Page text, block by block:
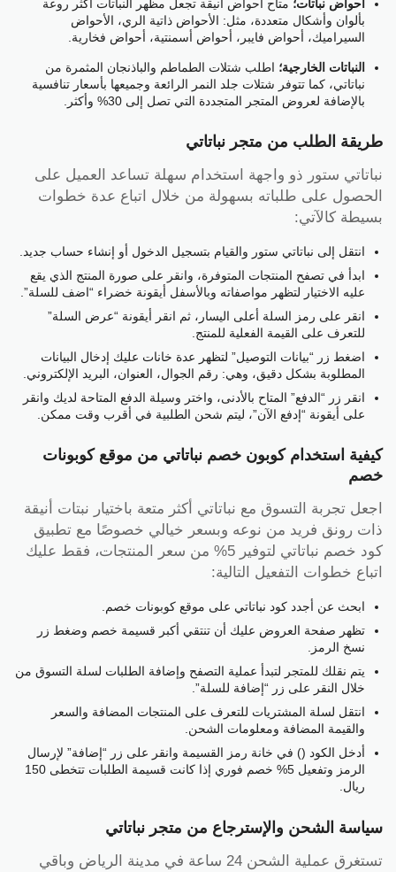
أحواض نباتات؛ متاح أحواض أنيقة تجعل مظهر النباتات أكثر روعة
بألوان وأشكال متعددة، مثل: الأحواض ذاتية الري، الأحواض
السيراميك، أحواض فايبر، أحواض أسمنتية، أحواض فخارية.
النباتات الخارجية؛ اطلب شتلات الطماطم والباذنجان المثمرة من
نباتاتي، كما تتوفر شتلات جلد النمر الرائعة وجميعها بأسعار تنافسية
بالإضافة لعروض المتجر المتجددة التي تصل إلى 30% وأكثر.
طريقة الطلب من متجر نباتاتي
نباتاتي ستور ذو واجهة استخدام سهلة تساعد العميل على
الحصول على طلباته بسهولة من خلال اتباع عدة خطوات
بسيطة كالآتي:
انتقل إلى نباتاتي ستور والقيام بتسجيل الدخول أو إنشاء حساب جديد.
ابدأ في تصفح المنتجات المتوفرة، وانقر على صورة المنتج الذي يقع
عليه الاختيار لتظهر مواصفاته وبالأسفل أيقونة خضراء “اضف للسلة”.
انقر على رمز السلة أعلى اليسار، ثم انقر أيقونة “عرض السلة”
للتعرف على القيمة الفعلية للمنتج.
اضغط زر “بيانات التوصيل” لتظهر عدة خانات عليك إدخال البيانات
المطلوبة بشكل دقيق، وهي: رقم الجوال، العنوان، البريد الإلكتروني.
انقر زر “الدفع” المتاح بالأدنى، واختر وسيلة الدفع المتاحة لديك وانقر
على أيقونة “إدفع الآن”، ليتم شحن الطلبية في أقرب وقت ممكن.
كيفية استخدام كوبون خصم نباتاتي من موقع كوبونات
خصم
اجعل تجربة التسوق مع نباتاتي أكثر متعة باختيار نبتات أنيقة
ذات رونق فريد من نوعه وبسعر خيالي خصوصًا مع تطبيق
كود خصم نباتاتي لتوفير 5% من سعر المنتجات، فقط عليك
اتباع خطوات التفعيل التالية:
ابحث عن أجدد كود نباتاتي على موقع كوبونات خصم.
تظهر صفحة العروض عليك أن تنتقي أكبر قسيمة خصم وضغط زر
نسخ الرمز.
يتم نقلك للمتجر لتبدأ عملية التصفح وإضافة الطلبات لسلة التسوق من
خلال النقر على زر “إضافة للسلة”.
انتقل لسلة المشتريات للتعرف على المنتجات المضافة والسعر
والقيمة المضافة ومعلومات الشحن.
أدخل الكود () في خانة رمز القسيمة وانقر على زر “إضافة” لإرسال
الرمز وتفعيل 5% خصم فوري إذا كانت قسيمة الطلبات تتخطى 150
ريال.
سياسة الشحن والإسترجاع من متجر نباتاتي
تستغرق عملية الشحن 24 ساعة في مدينة الرياض وباقي